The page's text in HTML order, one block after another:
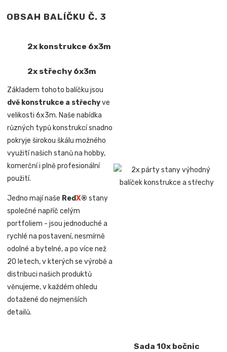
OBSAH BALÍČKU Č. 3
2x konstrukce 6x3m
2x střechy 6x3m
Základem tohoto balíčku jsou
dvě konstrukce a střechyve
velikosti 6x3m. Naše nabídka
různých typů konstrukcí snadno
pokryje širokou škálu možného
využití našich stanů na hobby,
komerční i plně profesionální
použití.
Jedno mají naše RedX® stany
společné napříč celým
portfoliem - jsou jednoduché a
rychlé na postavení, nesmírně
odolné a bytelné, a po více než
20 letech, v kterých se výrobě a
distribuci našich produktů
věnujeme, v každém ohledu
dotažené do nejmenších
detailů.
Sada 10x bočnic